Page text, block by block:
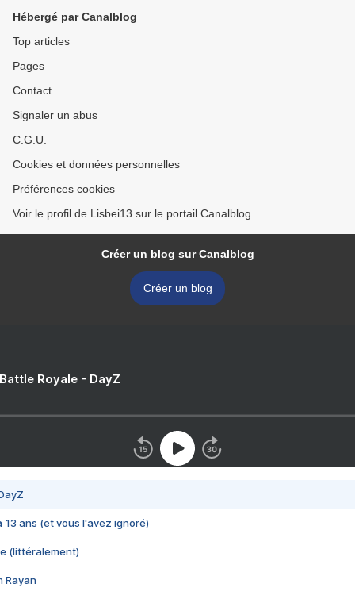
Hébergé par Canalblog
Top articles
Pages
Contact
Signaler un abus
C.G.U.
Cookies et données personnelles
Préférences cookies
Voir le profil de Lisbei13 sur le portail Canalblog
Créer un blog sur Canalblog
Créer un blog
Royale - DayZ
13 ans (et vous l'avez ignoré)
(littéralement)
Rayan